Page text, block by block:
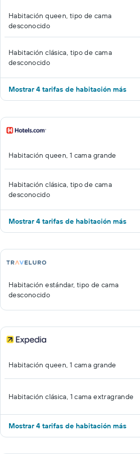
Habitación queen, tipo de cama
desconocido
Habitación clásica, tipo de cama
desconocido
Mostrar 4 tarifas de habitación más
Habitación queen, 1 cama grande
Habitación clásica, tipo de cama
desconocido
Mostrar 4 tarifas de habitación más
Habitación estándar, tipo de cama
desconocido
Habitación queen, 1 cama grande
Habitación clásica, 1 cama extragrande
Mostrar 4 tarifas de habitación más